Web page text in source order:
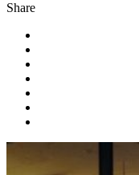
Share